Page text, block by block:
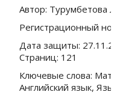
Автор: Турумбетова
Регистрационный
Дата защиты:
Страниц: 121
Ключевые слова:
Английский язык,